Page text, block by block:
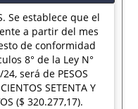
Se establece que el
a partir del mes
de conformidad
8° de la Ley N°
será de PESOS
SETENTA Y
($ 320.277,17).